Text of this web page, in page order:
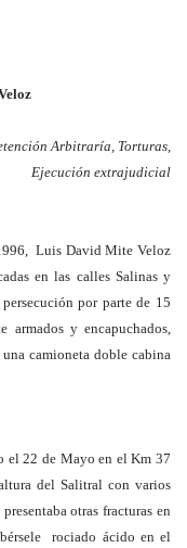
Arbitraría, Torturas,
Ejecución extrajudicial
Luis David Mite Veloz
en las calles Salinas y
por parte de 15
y encapuchados,
camioneta doble cabina
el 22 de Mayo en el Km 37
del Salitral con varios
otras fracturas en
rociado ácido en el